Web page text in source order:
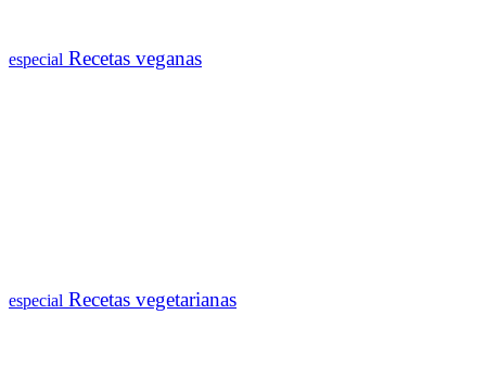
especial Recetas veganas
especial Recetas vegetarianas